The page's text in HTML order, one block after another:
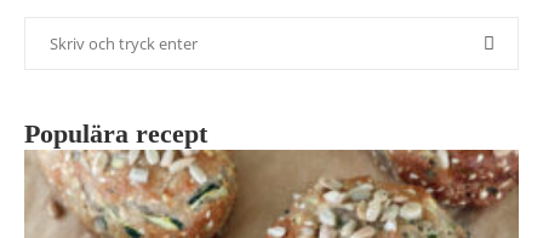
Populära recept